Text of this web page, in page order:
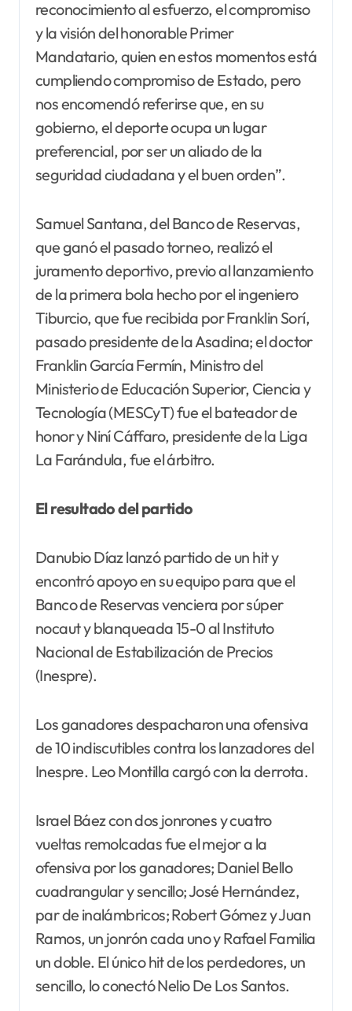
reconocimiento al esfuerzo, el compromiso
y la visión del honorable Primer
Mandatario, quien en estos momentos está
cumpliendo compromiso de Estado, pero
nos encomendó referirse que, en su
gobierno, el deporte ocupa un lugar
preferencial, por ser un aliado de la
seguridad ciudadana y el buen orden”.
Samuel Santana, del Banco de Reservas,
que ganó el pasado torneo, realizó el
juramento deportivo, previo al lanzamiento
de la primera bola hecho por el ingeniero
Tiburcio, que fue recibida por Franklin Sorí,
pasado presidente de la Asadina; el doctor
Franklin García Fermín, Ministro del
Ministerio de Educación Superior, Ciencia y
Tecnología (MESCyT) fue el bateador de
honor y Niní Cáffaro, presidente de la Liga
La Farándula, fue el árbitro.
El resultado del partido
Danubio Díaz lanzó partido de un hit y
encontró apoyo en su equipo para que el
Banco de Reservas venciera por súper
nocaut y blanqueada 15-0 al Instituto
Nacional de Estabilización de Precios
(Inespre).
Los ganadores despacharon una ofensiva
de 10 indiscutibles contra los lanzadores del
Inespre. Leo Montilla cargó con la derrota.
Israel Báez con dos jonrones y cuatro
vueltas remolcadas fue el mejor a la
ofensiva por los ganadores; Daniel Bello
cuadrangular y sencillo; José Hernández,
par de inalámbricos; Robert Gómez y Juan
Ramos, un jonrón cada uno y Rafael Familia
un doble. El único hit de los perdedores, un
sencillo, lo conectó Nelio De Los Santos.